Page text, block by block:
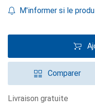
M'informer si le
Comparer
livraison gratuite